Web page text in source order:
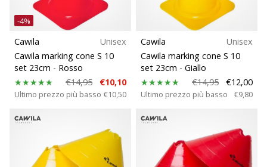
-4%
Cawila
Unisex
Cawila marking cone S 10
set 23cm - Rosso
€14,95
€10,10
Ultimo prezzo più basso €10,50
Cawila
Unisex
Cawila marking cone S 10
set 23cm - Giallo
€14,95
€12,00
Ultimo prezzo più basso €9,80